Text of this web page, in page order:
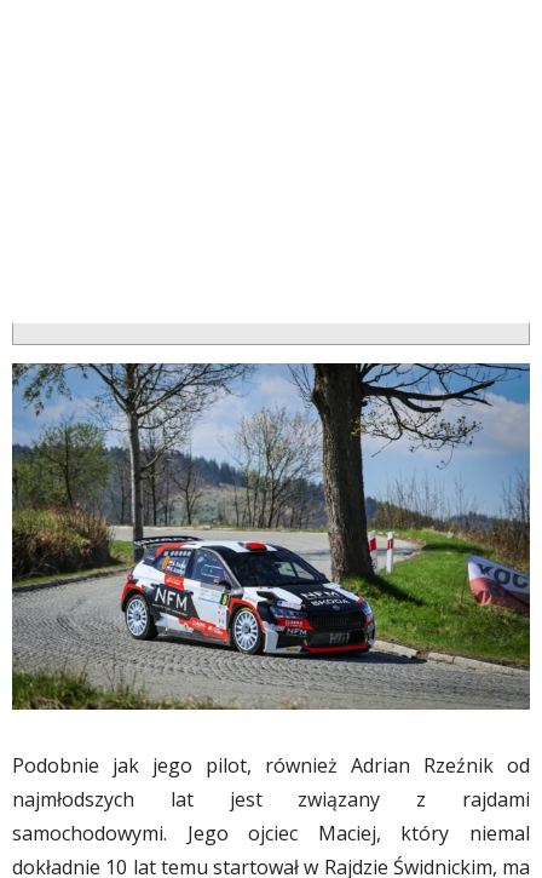
Podobnie jak jego pilot, również Adrian Rzeźnik od
najmłodszych lat jest związany z rajdami
samochodowymi. Jego ojciec Maciej, który niemal
dokładnie 10 lat temu startował w Rajdzie Świdnickim, ma